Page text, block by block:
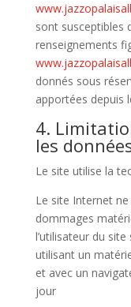
sont susceptibles
renseignements
donnés sous
apportées depuis
4.
les
Le site utilise la
Le site Internet
dommages
l’utilisateur du site
utilisant un
et avec un
jour